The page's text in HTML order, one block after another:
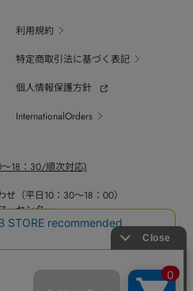
利用規約
特定商取引法に基づく表記
個人情報保護方針
InternationalOrders
18：30/順次対応)
（平日10：30～18：00）
ーセンター
お問い合せ（平日10：30～18：00）
ルセンター